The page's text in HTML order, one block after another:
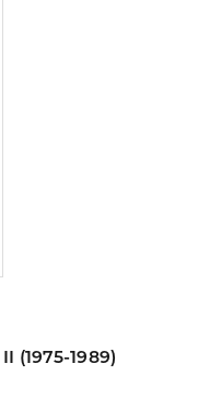
(1975-1989)